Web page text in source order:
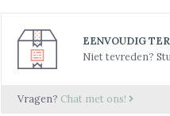
EENVOUDIG
Niet tevreden?
Vragen? Chat met ons!